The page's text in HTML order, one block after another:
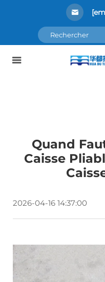
Quand
Caisse
2026-04-16 14:37:00